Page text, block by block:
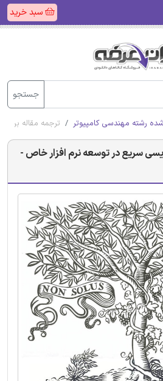
سبد خرید
جستجو
رشته مهندسی کامپیوتر ترجمه مقاله
سریع در توسعه نرم افزار خاص -